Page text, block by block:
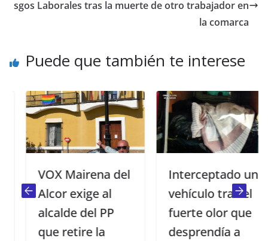
sgos Laborales tras la muerte de otro trabajador en
la comarca
Puede que también te interese
VOX Mairena del
Alcor exige al
alcalde del PP
que retire la
Interceptado un
vehículo tras el
fuerte olor que
desprendía a